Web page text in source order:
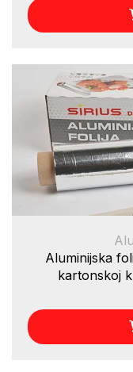
Aluminijska
kartonskoj